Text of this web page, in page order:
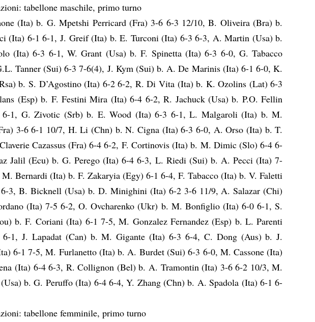
tabellone maschile, primo turno
(Ita) b. G. Mpetshi Perricard (Fra) 3-6 6-3 12/10, B. Oliveira (Bra) b.
(Ita) 6-1 6-1, J. Greif (Ita) b. E. Turconi (Ita) 6-3 6-3, A. Martin (Usa) b.
(Ita) 6-3 6-1, W. Grant (Usa) b. F. Spinetta (Ita) 6-3 6-0, G. Tabacco
Tanner (Sui) 6-3 7-6(4), J. Kym (Sui) b. A. De Marinis (Ita) 6-1 6-0, K.
b. S. D’Agostino (Ita) 6-2 6-2, R. Di Vita (Ita) b. K. Ozolins (Lat) 6-3
(Esp) b. F. Festini Mira (Ita) 6-4 6-2, R. Jachuck (Usa) b. P.O. Fellin
1, G. Zivotic (Srb) b. E. Wood (Ita) 6-3 6-1, L. Malgaroli (Ita) b. M.
3-6 6-1 10/7, H. Li (Chn) b. N. Cigna (Ita) 6-3 6-0, A. Orso (Ita) b. T.
Cazassus (Fra) 6-4 6-2, F. Cortinovis (Ita) b. M. Dimic (Slo) 6-4 6-
Jalil (Ecu) b. G. Perego (Ita) 6-4 6-3, L. Riedi (Sui) b. A. Pecci (Ita) 7-
Bernardi (Ita) b. F. Zakaryia (Egy) 6-1 6-4, F. Tabacco (Ita) b. V. Faletti
3, B. Bicknell (Usa) b. D. Minighini (Ita) 6-2 3-6 11/9, A. Salazar (Chi)
(Ita) 7-5 6-2, O. Ovcharenko (Ukr) b. M. Bonfiglio (Ita) 6-0 6-1, S.
b. F. Coriani (Ita) 6-1 7-5, M. Gonzalez Fernandez (Esp) b. L. Parenti
1, J. Lapadat (Can) b. M. Gigante (Ita) 6-3 6-4, C. Dong (Aus) b. J.
6-1 7-5, M. Furlanetto (Ita) b. A. Burdet (Sui) 6-3 6-0, M. Cassone (Ita)
(Ita) 6-4 6-3, R. Collignon (Bel) b. A. Tramontin (Ita) 3-6 6-2 10/3, M.
b. G. Peruffo (Ita) 6-4 6-4, Y. Zhang (Chn) b. A. Spadola (Ita) 6-1 6-
tabellone femminile, primo turno